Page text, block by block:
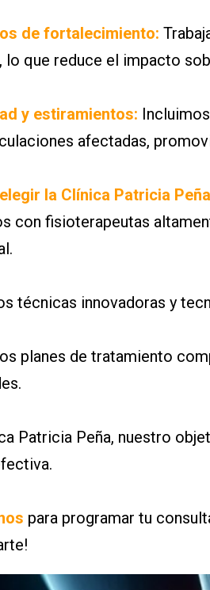
de fortalecimiento:
lo que reduce el impacto
y estiramientos:
afectadas,
la Clínica Patricia
con fisioterapeutas
técnicas innovadoras y
planes de tratamiento
Patricia Peña, nuestro
para programar tu